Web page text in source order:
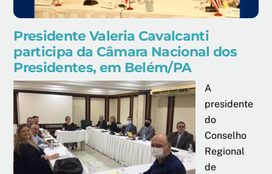
Presidente Valeria Cavalcanti
participa da Câmara Nacional dos
Presidentes, em Belém/PA
A
presidente
do
Conselho
Regional
de